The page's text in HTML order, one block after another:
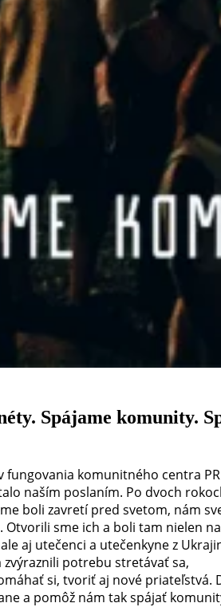
Spájame komunity.
fungovania komunitného centra
naším poslaním. Po dvoch
boli zavretí pred svetom, nám
Otvorili sme ich a boli tam nielen
aj utečenci a utečenkyne z
zvýraznili potrebu stretávať sa,
si, tvoriť aj nové priateľstvá.
a pomôž nám tak spájať